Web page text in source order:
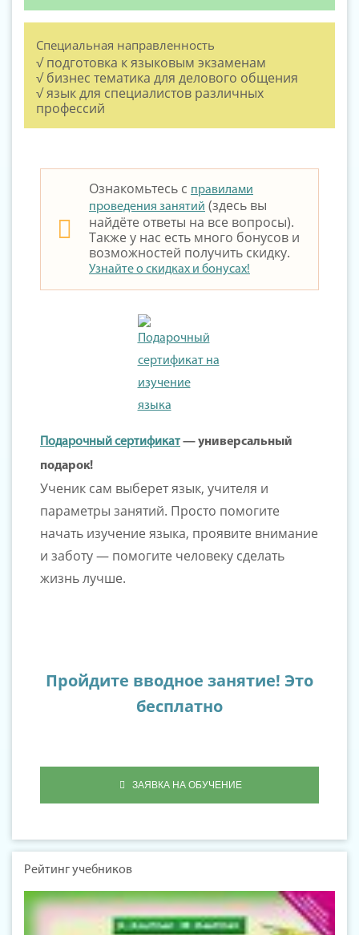
Специальная направленность
√ подготовка к языковым экзаменам
√ бизнес тематика для делового общения
√ язык для специалистов различных
профессий
Ознакомьтесь с правилами
проведения занятий (здесь вы
найдёте ответы на все вопросы).
Также у нас есть много бонусов и
возможностей получить скидку.
Узнайте о скидках и бонусах!
Подарочный сертификат— универсальный
подарок!
Ученик сам выберет язык, учителя и
параметры занятий. Просто помогите
начать изучение языка, проявите внимание
и заботу — помогите человеку сделать
жизнь лучше.
Пройдите вводное занятие! Это
бесплатно
ЗАЯВКА НА ОБУЧЕНИЕ
Рейтинг учебников